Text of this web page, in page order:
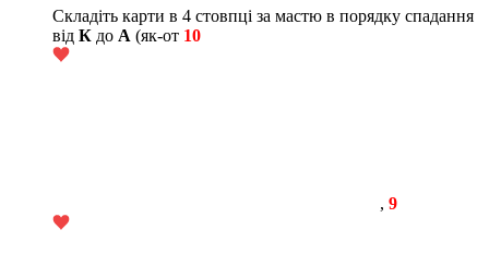
Складіть карти в 4 стовпці за мастю в порядку спадання
від К до А (як-от 10
, 9